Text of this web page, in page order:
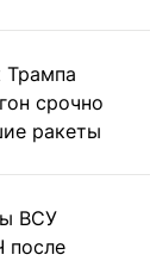
Трампа
срочно
ракеты
ВСУ
после